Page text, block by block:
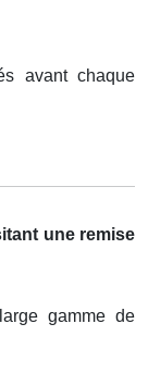
avant chaque
une remise
gamme de